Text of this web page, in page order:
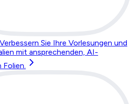
Verbessern Sie Ihre Vorlesungen und
mit ansprechenden, AI-
Folien.